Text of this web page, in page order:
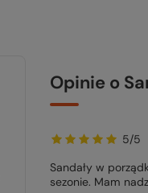
Opinie o
5/5
Sandały w
sezonie. Mam